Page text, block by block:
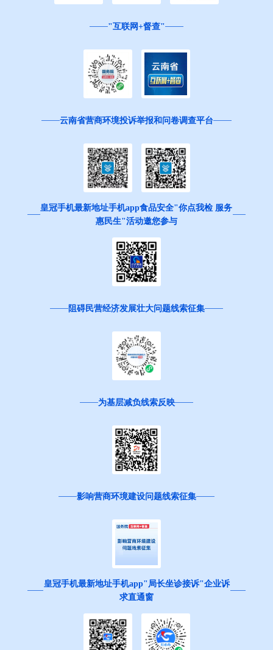
"互联网+督查"
云南省营商环境投诉举报和问卷调查平台
皇冠手机最新地址手机app食品安全"你点我检 服务
惠民生"活动邀您参与
阻碍民营经济发展壮大问题线索征集
为基层减负线索反映
影响营商环境建设问题线索征集
皇冠手机最新地址手机app"局长坐诊接诉"企业诉
求直通窗